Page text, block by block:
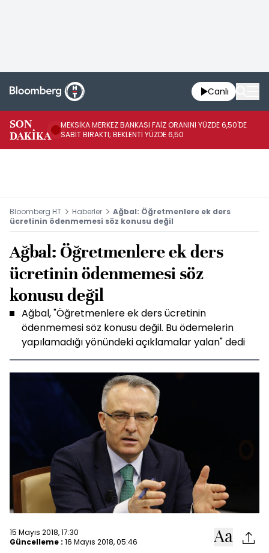
Canlı
SON
DAKİKA
MEKSİKA MERKEZ BANKASI FAİZ ORANINI YÜZDE 6,50'DE
SABİT BIRAKTI; BEKLENTİ YÜZDE 6,50
Bloomberg HT Haberler
Ağbal: Öğretmenlere ek ders
ücretinin ödenmemesi söz konusu değil
Ağbal: Öğretmenlere ek ders
ücretinin ödenmemesi söz
konusu değil
Ağbal, "Öğretmenlere ek ders ücretinin
ödenmemesi söz konusu değil. Bu ödemelerin
yapılamadığı yönündeki açıklamalar yalan" dedi
15 Mayıs 2018, 17:30
Güncelleme : 16 Mayıs 2018, 05:46